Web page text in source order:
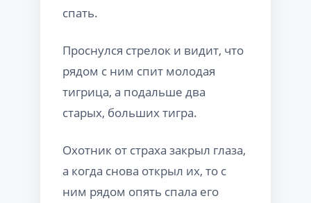
спать.
Проснулся стрелок и видит, что
рядом с ним спит молодая
тигрица, а подальше два
старых, больших тигра.
Охотник от страха закрыл глаза,
а когда снова открыл их, то с
ним рядом опять спала его